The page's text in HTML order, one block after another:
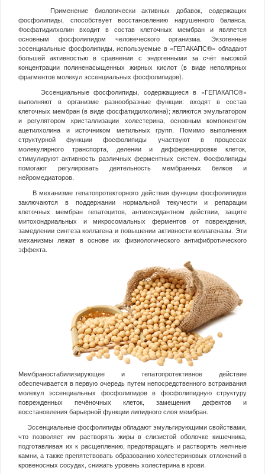
Применение биологически активных добавок, содержащих
фосфолипиды, способствует восстановлению нарушенного баланса.
Фосфатидилхолин входит в состав клеточных мембран и является
основным фосфолипидом человеческого организма. Экзогенные
эссенциальные фосфолипиды, используемые в «ГЕПАКАПС®» обладают
большей активностью в сравнении с эндогенными за счёт высокой
концентрации полиненасыщенных жирных кислот (в виде неполярных
фрагментов молекул эссенциальных фосфолипидов).
Эссенциальные фосфолипиды, содержащиеся в «ГЕПАКАПС®»
выполняют в организме разнообразные функции: входят в состав
клеточных мембран (в виде фосфатидилхолина); являются эмульгатором
и регулятором кристаллизации холестерина, основным компонентом
ацетилхолина и источником метильных групп. Помимо выполнения
структурной функции фосфолипиды участвуют в процессах
молекулярного транспорта, делении и дифференцировке клеток,
стимулируют активность различных ферментных систем. Фосфолипиды
помогают регулировать деятельность мембранных белков и
нейромедиаторов.
В механизме гепатопротекторного действия функции фосфолипидов
заключаются в поддержании нормальной текучести и репарации
клеточных мембран гепатоцитов, антиоксидантном действии, защите
митохондриальных и микросомальных ферментов от повреждения,
замедлении синтеза коллагена и повышении активности коллагеназы. Эти
механизмы лежат в основе их физиологического антифибротического
эффекта.
Мембраностабилизирующее и гепатопротективное действие
обеспечивается в первую очередь путем непосредственного встраивания
молекул эссенциальных фосфолипидов в фосфолипидную структуру
поврежденных печёночных клеток, замещения дефектов и
восстановления барьерной функции липидного слоя мембран.
Эссенциальные фосфолипиды обладают эмульгирующими свойствами,
что позволяет им растворять жиры в слизистой оболочке кишечника,
подготавливая их к расщеплению, предотвращать и растворять желчные
камни, а также препятствовать образованию холестериновых отложений в
кровеносных сосудах, снижать уровень холестерина в крови.